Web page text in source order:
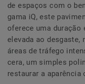
de espaços com o
gama iQ, este
oferece uma duração
elevada ao desgaste,
áreas de tráfego
cera, um simples
restaurar a aparência